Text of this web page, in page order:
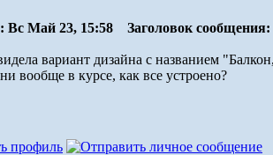
Вс Май 23, 15:58 Заголовок сообщения:
вариант дизайна с названием
вообще в курсе, как все устроено?